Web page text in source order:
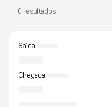
0 resultados
Saída
Chegada